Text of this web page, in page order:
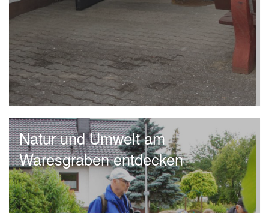
Natur und Umwelt am
Waresgraben entdecken